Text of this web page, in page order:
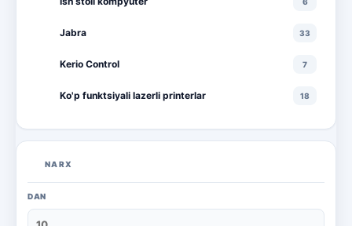
Jabra 33
Kerio Control 7
Ko'p funktsiyali lazerli printerlar 18
Ko'p funktsiyali rangli lazerli printerlar 10
Lazerli printerlar
NARX
DAN